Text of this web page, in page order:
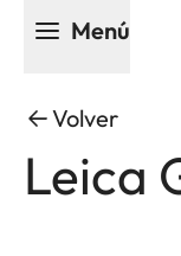
Menú
Volver
Leica